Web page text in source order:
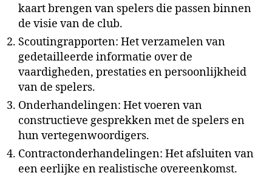
kaart brengen van spelers die passen binnen
de visie van de club.
Scoutingrapporten: Het verzamelen van
gedetailleerde informatie over de
vaardigheden, prestaties en persoonlijkheid
van de spelers.
Onderhandelingen: Het voeren van
constructieve gesprekken met de spelers en
hun vertegenwoordigers.
Contractonderhandelingen: Het afsluiten van
een eerlijke en realistische overeenkomst.